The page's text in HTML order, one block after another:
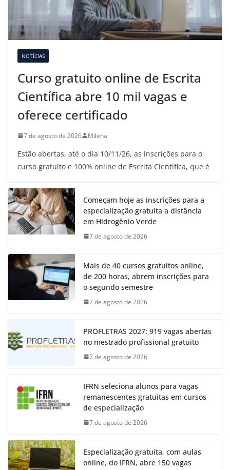
NOTÍCIAS
Curso gratuito online de Escrita
Científica abre 10 mil vagas e
oferece certificado
7 de agosto de 2026 Milena
Estão abertas, até o dia 10/11/26, as inscrições para o
curso gratuito e 100% online de Escrita Científica, que é
Começam hoje as inscrições para a
especialização gratuita a distância
em Hidrogênio Verde
7 de agosto de 2026
Mais de 40 cursos gratuitos online,
de 200 horas, abrem inscrições para
o segundo semestre
7 de agosto de 2026
PROFLETRAS 2027: 919 vagas abertas
no mestrado profissional gratuito
7 de agosto de 2026
IFRN seleciona alunos para vagas
remanescentes gratuitas em cursos
de especialização
7 de agosto de 2026
Especialização gratuita, com aulas
online, do IFRN, abre 150 vagas